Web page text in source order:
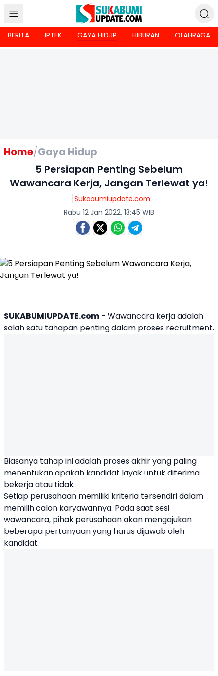
BERITA IPTEK GAYA HIDUP HIBURAN OLAHRAGA
Home/Gaya Hidup
5 Persiapan Penting Sebelum
Wawancara Kerja, Jangan Terlewat ya!
Sukabumiupdate.com
Rabu 12 Jan 2022, 13:45 WIB
SUKABUMIUPDATE.com - Wawancara kerja adalah
salah satu tahapan penting dalam proses recruitment.
Biasanya tahap ini adalah proses akhir yang paling
menentukan apakah kandidat layak untuk diterima
bekerja atau tidak.
Setiap perusahaan memiliki kriteria tersendiri dalam
memilih calon karyawannya. Pada saat sesi
wawancara, pihak perusahaan akan mengajukan
beberapa pertanyaan yang harus dijawab oleh
kandidat.